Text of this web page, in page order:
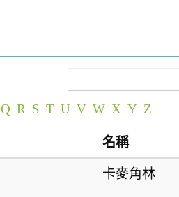
Q R S T U V W X Y Z
名稱
卡麥角林